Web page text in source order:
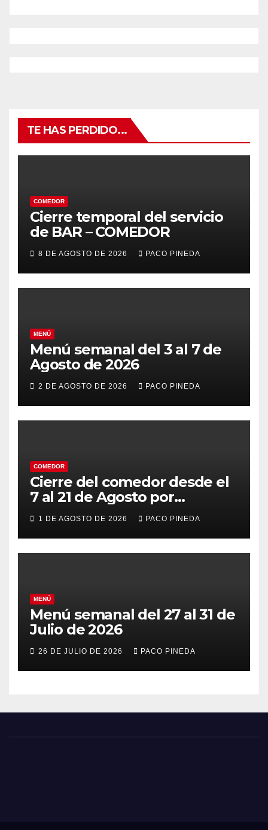
TE HAS PERDIDO...
COMEDOR
Cierre temporal del servicio
de BAR – COMEDOR
8 DE AGOSTO DE 2026 PACO PINEDA
MENÚ
Menú semanal del 3 al 7 de
Agosto de 2026
2 DE AGOSTO DE 2026 PACO PINEDA
COMEDOR
Cierre del comedor desde el
7 al 21 de Agosto por
vacaciones
1 DE AGOSTO DE 2026 PACO PINEDA
MENÚ
Menú semanal del 27 al 31 de
Julio de 2026
26 DE JULIO DE 2026 PACO PINEDA